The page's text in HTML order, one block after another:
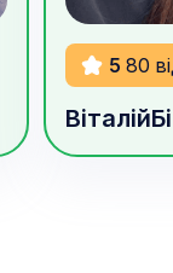
1000грн/
5 80
Віталій